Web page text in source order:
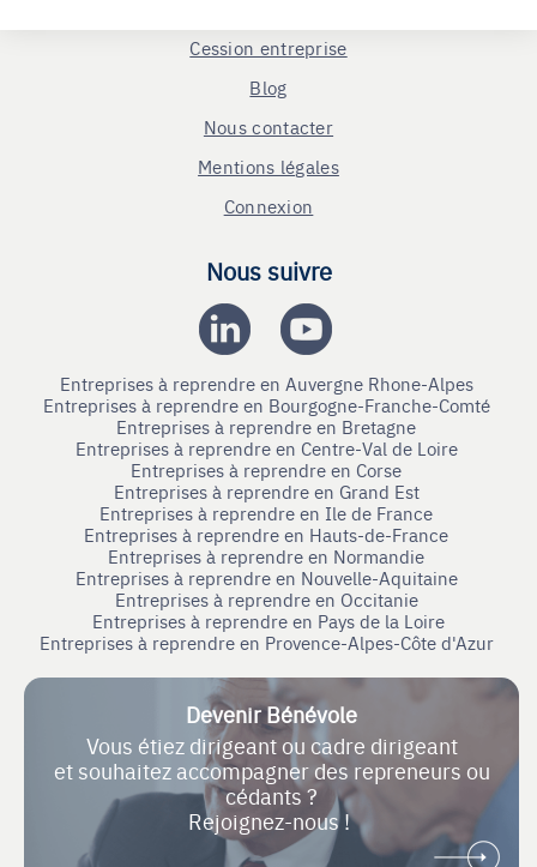
Cession entreprise
Blog
Nous contacter
Mentions légales
Connexion
Nous suivre
Entreprises à reprendre en Auvergne Rhone-Alpes
Entreprises à reprendre en Bourgogne-Franche-Comté
Entreprises à reprendre en Bretagne
Entreprises à reprendre en Centre-Val de Loire
Entreprises à reprendre en Corse
Entreprises à reprendre en Grand Est
Entreprises à reprendre en Ile de France
Entreprises à reprendre en Hauts-de-France
Entreprises à reprendre en Normandie
Entreprises à reprendre en Nouvelle-Aquitaine
Entreprises à reprendre en Occitanie
Entreprises à reprendre en Pays de la Loire
Entreprises à reprendre en Provence-Alpes-Côte d'Azur
Devenir Bénévole
Vous étiez dirigeant ou cadre dirigeant
et souhaitez accompagner des repreneurs ou
cédants ?
Rejoignez-nous !